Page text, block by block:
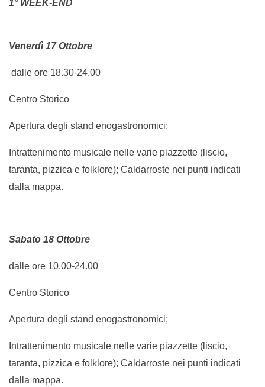
1° WEEK-END
Venerdì 17 Ottobre
dalle ore 18.30-24.00
Centro Storico
Apertura degli stand enogastronomici;
Intrattenimento musicale nelle varie piazzette (liscio,
taranta, pizzica e folklore); Caldarroste nei punti indicati
dalla mappa.
Sabato 18 Ottobre
dalle ore 10.00-24.00
Centro Storico
Apertura degli stand enogastronomici;
Intrattenimento musicale nelle varie piazzette (liscio,
taranta, pizzica e folklore); Caldarroste nei punti indicati
dalla mappa.